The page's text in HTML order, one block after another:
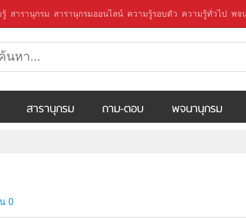
รู้ สารานุกรม สารานุกรมออนไลน์ ความรู้รอบตัว ความรู้ทั่วไป พจ
สารานุกรม ถาม-ตอบ พจนานุกรม
0